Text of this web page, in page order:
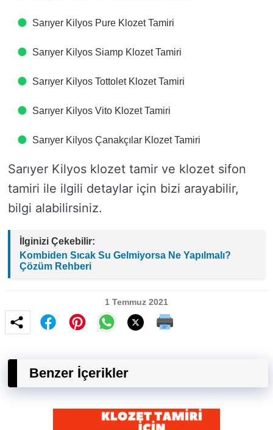
Sarıyer Kilyos Pure Klozet Tamiri
Sarıyer Kilyos Siamp Klozet Tamiri
Sarıyer Kilyos Tottolet Klozet Tamiri
Sarıyer Kilyos Vito Klozet Tamiri
Sarıyer Kilyos Çanakçılar Klozet Tamiri
Sarıyer Kilyos klozet tamir ve klozet sifon
tamiri ile ilgili detaylar için bizi arayabilir,
bilgi alabilirsiniz.
İlginizi Çekebilir:
Kombiden Sıcak Su Gelmiyorsa Ne Yapılmalı?
Çözüm Rehberi
1 Temmuz 2021
Benzer İçerikler